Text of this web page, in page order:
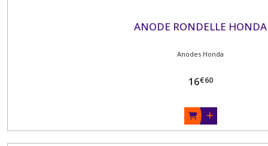
ANODE RONDELLE HONDA
Anodes Honda
16€60